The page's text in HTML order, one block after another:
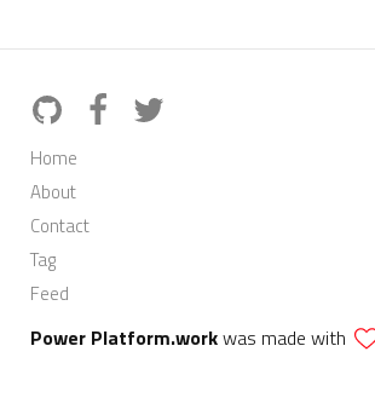
Home
About
Contact
Tag
Feed
Power Platform.workwas made with